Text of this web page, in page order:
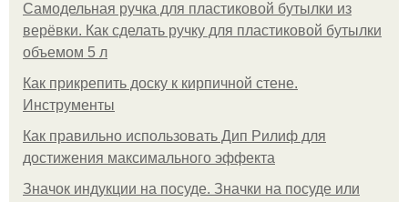
Самодельная ручка для пластиковой бутылки из
верёвки. Как сделать ручку для пластиковой бутылки
объемом 5 л
Как прикрепить доску к кирпичной стене.
Инструменты
Как правильно использовать Дип Рилиф для
достижения максимального эффекта
Значок индукции на посуде. Значки на посуде или